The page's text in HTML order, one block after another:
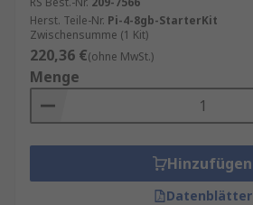
Herst. Teile-Nr. Pi-4-8gb-StarterKit
Zwischensumme (1 Kit)
220,36 €(ohne MwSt.)
Menge
Hinzufügen
Datenblätter